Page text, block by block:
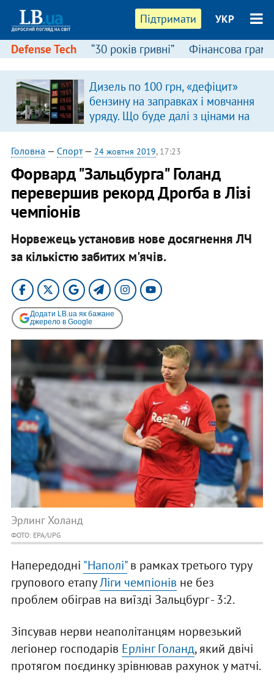
Підтримати УКР
Defense Tech “30 років гривні” Фінансова
Дизель по 100 грн, «дефіцит»
бензину на заправках і мовчання
уряду. Що буде далі з цінами на
пальне?
Головна — Спорт— 24 жовтня 2019, 17:23
Форвард "Зальцбурга" Голанд
перевершив рекорд Дрогба в Лізі
чемпіонів
Норвежець установив нове досягнення ЛЧ
за кількістю забитих м'ячів.
Додати LB.ua як бажане
джерело в Google
Эрлинг Холанд
ФОТО: EPA/UPG
Напередодні "Наполі"в рамках третього туру
групового етапуЛіги чемпіонів не без
проблем обіграв на виїзді Зальцбург - 3:2.
Зіпсував нерви неаполітанцям норвезький
легіонер господарів Ерлінг Голанд, який двічі
протягом поєдинку зрівнював рахунок у матчі.